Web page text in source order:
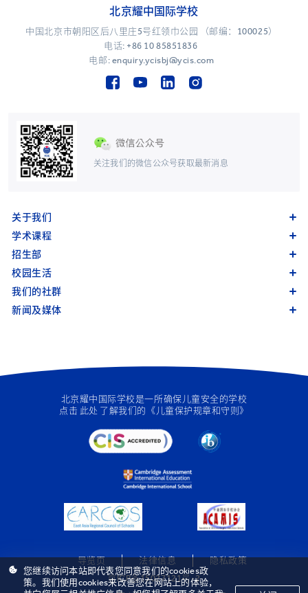
关注我们的微信公众号获取最新消息
北京耀中国际学校
中国北京市朝阳区后八里庄5号红领巾公园 （邮编：100025）
电话: +86 10 85851836
电邮: enquiry.ycisbj@ycis.com
关于我们
学术课程
招生部
校园生活
我们的社群
新闻及媒体
北京耀中国际学校是一所确保儿童安全的学校
点击 此处 了解我们的《儿童保护规章和守则》
导览页 法律信息
隐私政策
京ICP备15027121号-2
您继续访问本站即代表您同意我们的cookies政
策。我们使用cookies来改善您在网站上的体验，